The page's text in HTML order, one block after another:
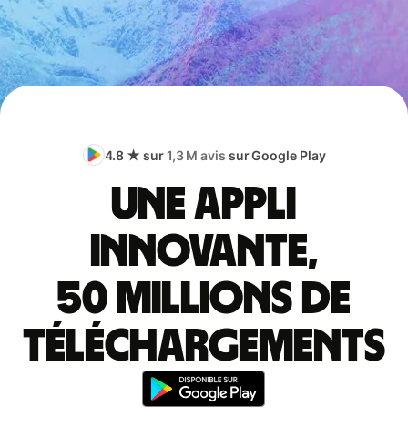
4.8 ★ sur1,3 M avis sur Google Play
Une appli
innovante,
50 millions de
téléchargements